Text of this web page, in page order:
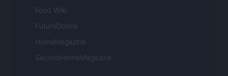
Food Wiki
FuturoDonna
HomeMagazine
SecondHomeMagazine